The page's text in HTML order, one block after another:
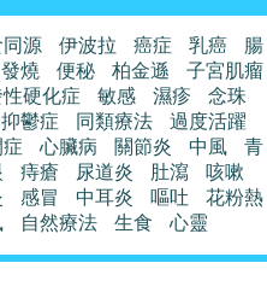
源 伊波拉 癌症 乳癌
腸
發燒
便秘 柏金遜
子宮肌瘤
硬化症
敏感 濕疹
念珠
抑鬱症
同類療法
過度活躍
心臟病 關節炎 中風
青
痔瘡 尿道炎 肚瀉
咳嗽
感冒 中耳炎 嘔吐
花粉熱
自然療法 生食 心靈